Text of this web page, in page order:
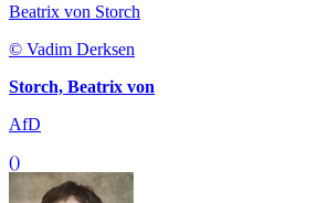
Beatrix von Storch
© Vadim Derksen
Storch, Beatrix von
AfD
()